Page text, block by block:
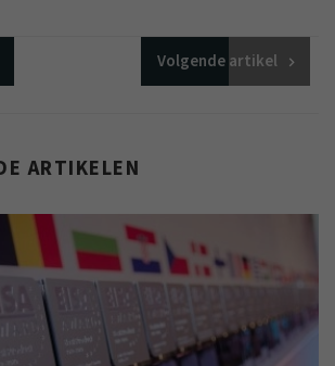
Volgendeartikel
ARTIKELEN